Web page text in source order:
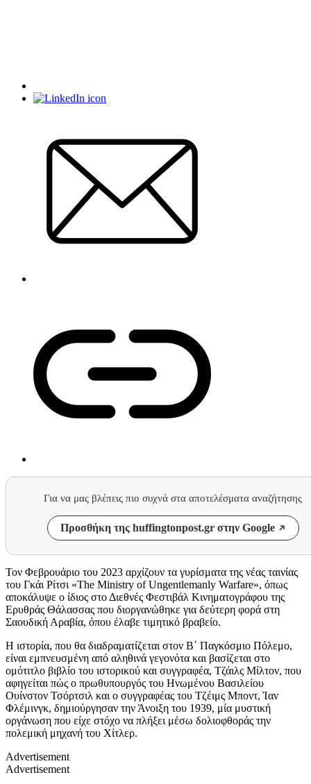
Για να μας βλέπεις πιο συχνά στα αποτελέσματα αναζήτησης
Προσθήκη της huffingtonpost.gr στην Google
Τον Φεβρουάριο του 2023 αρχίζουν τα γυρίσματα της νέας ταινίας
του Γκάι Ρίτσι «The Ministry of Ungentlemanly Warfare», όπως
αποκάλυψε ο ίδιος στο Διεθνές Φεστιβάλ Κινηματογράφου της
Ερυθράς Θάλασσας που διοργανώθηκε για δεύτερη φορά στη
Σαουδική Αραβία, όπου έλαβε τιμητικό βραβείο.
Η ιστορία, που θα διαδραματίζεται στον Β΄ Παγκόσμιο Πόλεμο,
είναι εμπνευσμένη από αληθινά γεγονότα και βασίζεται στο
ομότιτλο βιβλίο του ιστορικού και συγγραφέα, Τζάιλς Μίλτον, που
αφηγείται πώς ο πρωθυπουργός του Ηνωμένου Βασιλείου
Ουίνστον Τσόρτσιλ και ο συγγραφέας του Τζέιμς Μποντ, Ίαν
Φλέμινγκ, δημιούργησαν την Άνοιξη του 1939, μία μυστική
οργάνωση που είχε στόχο να πλήξει μέσω δολιοφθοράς την
πολεμική μηχανή του Χίτλερ.
Advertisement
Advertisement